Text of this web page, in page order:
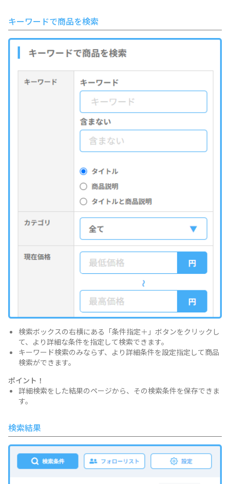
キーワードで商品を検索
検索ボックスの右横にある「条件指定＋」ボタンをクリックし
て、より詳細な条件を指定して検索できます。
キーワード検索のみならず、より詳細条件を設定指定して商品
検索ができます。
ポイント！
詳細検索をした結果のページから、その検索条件を保存できま
す。
検索結果